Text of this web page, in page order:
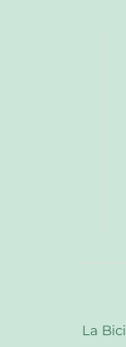
La